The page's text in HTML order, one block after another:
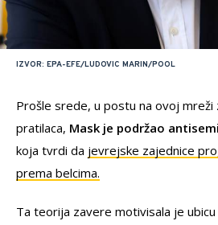
IZVOR: EPA-EFE/LUDOVIC MARIN/POOL
Prošle srede, u postu na ovoj mreži
pratilaca, Mask je podržao
koja tvrdi da jevrejske zajednice
prema belcima.
Ta teorija zavere motivisala je